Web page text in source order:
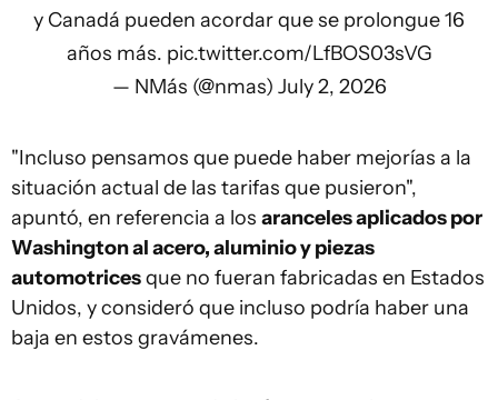
y Canadá pueden acordar que se prolongue 16
años más. pic.twitter.com/LfBOS03sVG
— NMás (@nmas) July 2, 2026
"Incluso pensamos que puede haber mejorías a la
situación actual de las tarifas que pusieron",
apuntó, en referencia a los aranceles aplicados por
Washington al acero, aluminio y piezas
automotricesque no fueran fabricadas en Estados
Unidos, y consideró que incluso podría haber una
baja en estos gravámenes.